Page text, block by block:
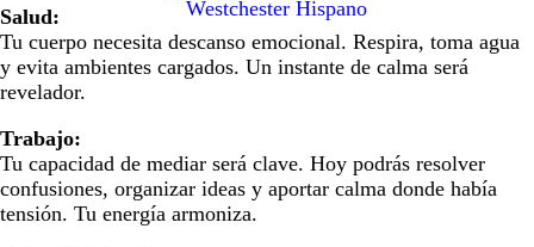
Salud:
Tu cuerpo necesita descanso emocional. Respira, toma agua
y evita ambientes cargados. Un instante de calma será
revelador.
Trabajo:
Tu capacidad de mediar será clave. Hoy podrás resolver
confusiones, organizar ideas y aportar calma donde había
tensión. Tu energía armoniza.